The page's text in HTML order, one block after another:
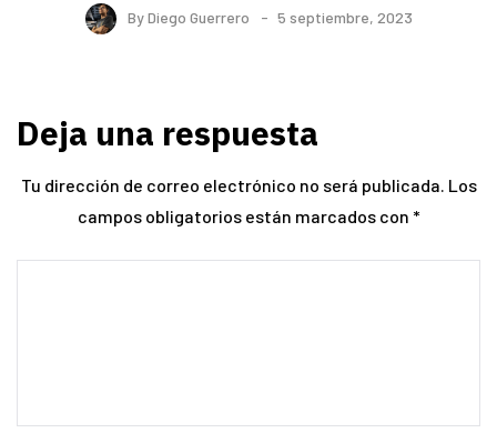
ByDiego Guerrero 5 septiembre, 2023
Deja una respuesta
Tu dirección de correo electrónico no será publicada. Los
campos obligatorios están marcados con *